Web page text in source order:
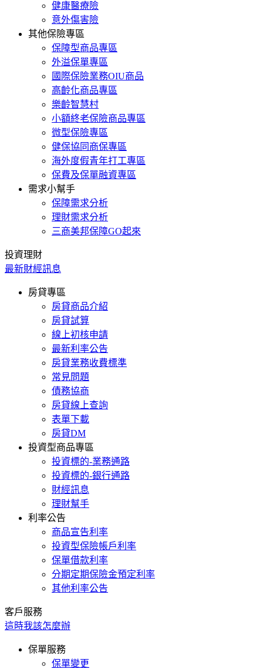
健康醫療險
意外傷害險
其他保險專區
保障型商品專區
外溢保單專區
國際保險業務OIU商品
高齡化商品專區
樂齡智慧村
小額終老保險商品專區
微型保險專區
健保協同商保專區
海外度假青年打工專區
保費及保單融資專區
需求小幫手
保障需求分析
理財需求分析
三商美邦保障GO起來
投資理財
最新財經訊息
房貸專區
房貸商品介紹
房貸試算
線上初核申請
最新利率公告
房貸業務收費標準
常見問題
債務協商
房貸線上查詢
表單下載
房貸DM
投資型商品專區
投資標的-業務通路
投資標的-銀行通路
財經訊息
理財幫手
利率公告
商品宣告利率
投資型保險帳戶利率
保單借款利率
分期定期保險金預定利率
其他利率公告
客戶服務
這時我該怎麼辦
保單服務
保單變更